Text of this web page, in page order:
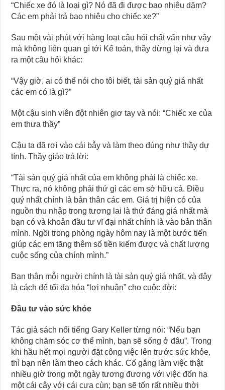
“Chiếc xe đó là loại gì? Nó đã đi được bao nhiêu dặm?
Các em phải trả bao nhiêu cho chiếc xe?”
Sau một vài phút với hàng loạt câu hỏi chất vấn như vậy
mà không liên quan gì tới Kế toán, thầy dừng lại và đưa
ra một câu hỏi khác:
“Vậy giờ, ai có thể nói cho tôi biết, tài sản quý giá nhất
các em có là gì?”
Một cậu sinh viên đột nhiên giơ tay và nói: “Chiếc xe của
em thưa thầy”
Cậu ta đã rơi vào cái bẫy và làm theo đúng như thầy dự
tính. Thầy giáo trả lời:
“Tài sản quý giá nhất của em không phải là chiếc xe.
Thực ra, nó không phải thứ gì các em sở hữu cả. Điều
quý nhất chính là bản thân các em. Giá trị hiện có của
nguồn thu nhập trong tương lai là thứ đáng giá nhất mà
bạn có và khoản đầu tư vĩ đại nhất chính là vào bản thân
mình. Ngồi trong phòng ngày hôm nay là một bước tiến
giúp các em tăng thêm số tiền kiếm được và chất lượng
cuộc sống của chính mình.”
Bạn thân mỗi người chính là tài sản quý giá nhất, và đây
là cách để tối đa hóa “lợi nhuận” cho cuộc đời:
Đầu tư vào sức khỏe
Tác giả sách nổi tiếng Gary Keller từng nói: “Nếu bạn
không chăm sóc cơ thể mình, bạn sẽ sống ở đâu”. Trong
khi hầu hết mọi người đặt công việc lên trước sức khỏe,
thì bạn nên làm theo cách khác. Cố gắng làm việc thật
nhiều giờ trong một ngày tương đương với việc đốn hạ
một cái cây với cái cưa cùn; bạn sẽ tốn rất nhiều thời